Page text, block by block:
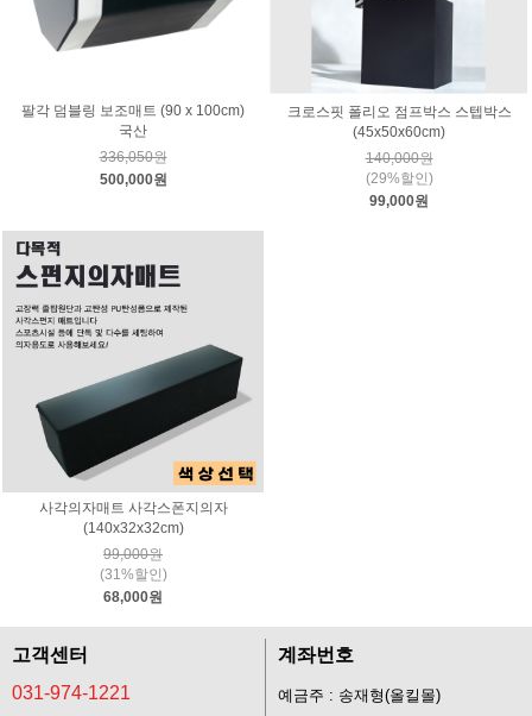
팔각 덤블링 보조매트 (90 x 100cm)
국산
336,050원
500,000원
크로스핏 폴리오 점프박스 스텝박스
(45x50x60cm)
140,000원
(29%할인)
99,000원
사각의자매트 사각스폰지의자
(140x32x32cm)
99,000원
(31%할인)
68,000원
고객센터
031-974-1221
계좌번호
예금주 : 송재형(올킬몰)